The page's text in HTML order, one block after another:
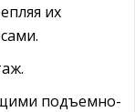
их
подъемно-